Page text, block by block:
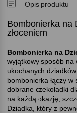
Opis produktu
Bombonierka na
złoceniem
Bombonierka na
wyjątkowy sposób na
ukochanych
bombonierka łączy
dobrane czekoladki
na każdą okazję,
Dziadka, który z